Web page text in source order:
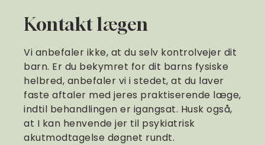
Kontakt lægen
Vi anbefaler ikke, at du selv kontrolvejer dit
barn. Er du bekymret for dit barns fysiske
helbred, anbefaler vi i stedet, at du laver
faste aftaler med jeres praktiserende læge,
indtil behandlingen er igangsat. Husk også,
at I kan henvende jer til psykiatrisk
akutmodtagelse døgnet rundt.